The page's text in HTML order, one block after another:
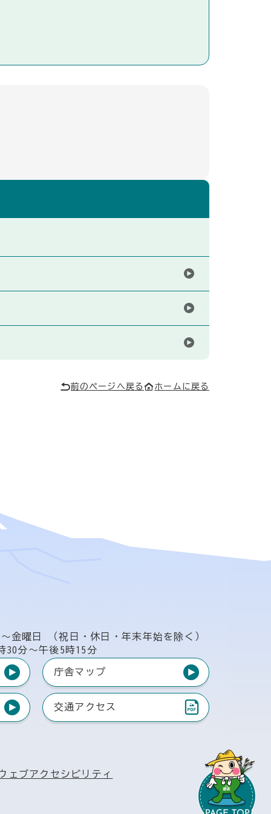
前のページへ戻る ホームに戻る
金曜日
（祝日・休日・年末年始を除く）
30分〜午後5時15分
庁舎マップ
交通アクセス
（PDF）
ェブアクセシビリティ